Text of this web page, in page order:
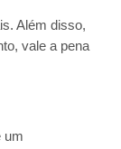
Além disso,
vale a pena
um